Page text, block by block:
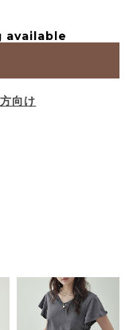
available
向け